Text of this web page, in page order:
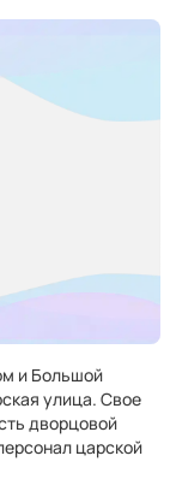
и Большой
улица. Свое
дворцовой
царской